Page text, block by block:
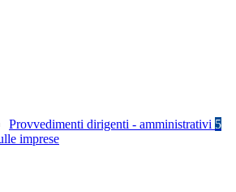
Provvedimenti dirigenti - amministrativi 5
imprese